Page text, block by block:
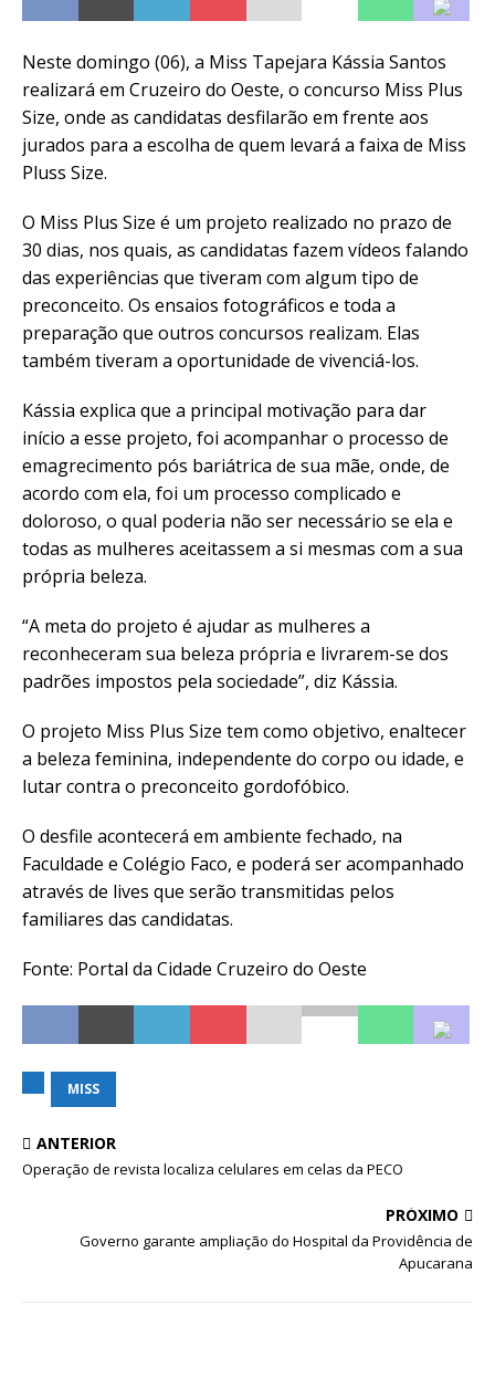
Neste domingo (06), a Miss Tapejara Kássia Santos
realizará em Cruzeiro do Oeste, o concurso Miss Plus
Size, onde as candidatas desfilarão em frente aos
jurados para a escolha de quem levará a faixa de Miss
Pluss Size.
O Miss Plus Size é um projeto realizado no prazo de
30 dias, nos quais, as candidatas fazem vídeos falando
das experiências que tiveram com algum tipo de
preconceito. Os ensaios fotográficos e toda a
preparação que outros concursos realizam. Elas
também tiveram a oportunidade de vivenciá-los.
Kássia explica que a principal motivação para dar
início a esse projeto, foi acompanhar o processo de
emagrecimento pós bariátrica de sua mãe, onde, de
acordo com ela, foi um processo complicado e
doloroso, o qual poderia não ser necessário se ela e
todas as mulheres aceitassem a si mesmas com a sua
própria beleza.
“A meta do projeto é ajudar as mulheres a
reconheceram sua beleza própria e livrarem-se dos
padrões impostos pela sociedade”, diz Kássia.
O projeto Miss Plus Size tem como objetivo, enaltecer
a beleza feminina, independente do corpo ou idade, e
lutar contra o preconceito gordofóbico.
O desfile acontecerá em ambiente fechado, na
Faculdade e Colégio Faco, e poderá ser acompanhado
através de lives que serão transmitidas pelos
familiares das candidatas.
Fonte: Portal da Cidade Cruzeiro do Oeste
MISS
ANTERIOR
Operação de revista localiza celulares em celas da PECO
PRÓXIMO
Governo garante ampliação do Hospital da Providência de
Apucarana